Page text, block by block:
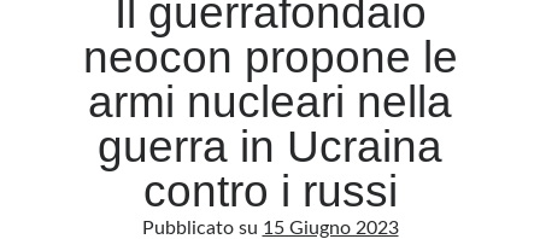
Archivio
Categorie
Il guerrafondaio
neocon propone le
armi nucleari nella
guerra in Ucraina
contro i russi
Pubblicato su 15 Giugno 2023